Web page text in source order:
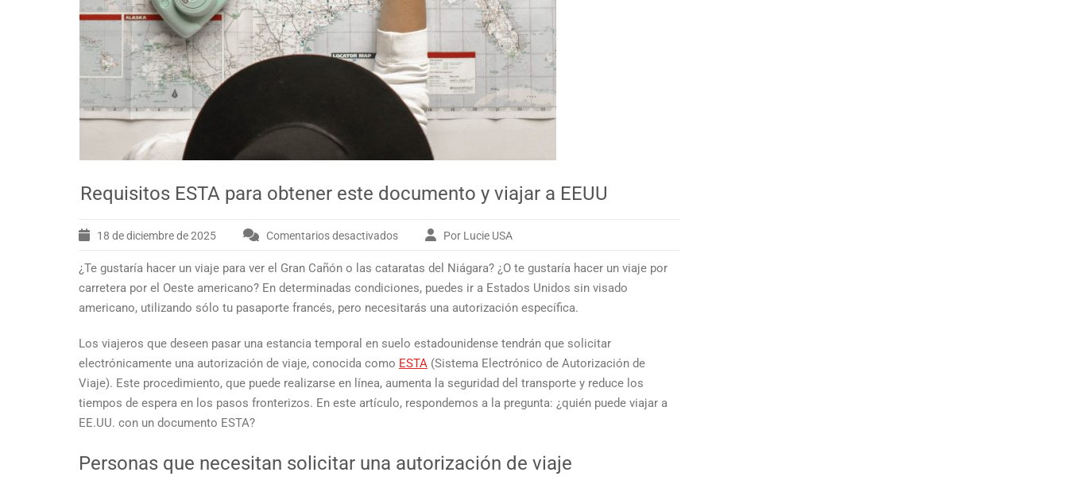
Requisitos ESTA para obtener este documento y viajar a EEUU
18 de diciembre de 2025 Comentarios desactivadosen
ESTA
para
obtener
documento
viajar
a
EEUU
Por Lucie USA
¿Te gustaría hacer un viaje para ver el Gran Cañón o las cataratas del Niágara? ¿O te gustaría hacer un viaje por
carretera por el Oeste americano? En determinadas condiciones, puedes ir a Estados Unidos sin visado
americano, utilizando sólo tu pasaporte francés, pero necesitarás una autorización específica.
Los viajeros que deseen pasar una estancia temporal en suelo estadounidense tendrán que solicitar
electrónicamente una autorización de viaje, conocida como ESTA (Sistema Electrónico de Autorización de
Viaje). Este procedimiento, que puede realizarse en línea, aumenta la seguridad del transporte y reduce los
tiempos de espera en los pasos fronterizos. En este artículo, respondemos a la pregunta: ¿quién puede viajar a
EE.UU. con un documento ESTA?
Personas que necesitan solicitar una autorización de viaje